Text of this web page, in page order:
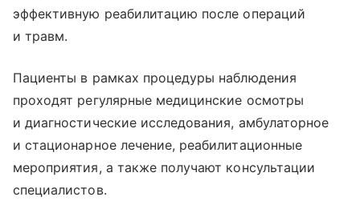
эффективную реабилитацию после операций
и травм.
Пациенты в рамках процедуры наблюдения
проходят регулярные медицинские осмотры
и диагностические исследования, амбулаторное
и стационарное лечение, реабилитационные
мероприятия, а также получают консультации
специалистов.